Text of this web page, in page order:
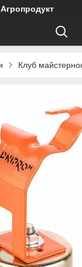
Клуб